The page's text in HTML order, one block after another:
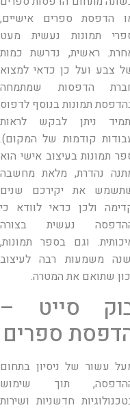
הדפסת ספרים אישיים,
תמונות נעשית מעט
ראשית, נדרשת כמות
צבע ועל כן כדאי למצוא
הדפסות שמתמחה
תמונות בנוסף לדפוס
ניתן לבקש לראות
קודמות של המקום).
תמונות בעיצוב אישי הוא
נהדרת, מלאת מחשבה
את יקירכם שנים
ולכן כדאי לוודא כי
נעשית בצורה
וגם בספר תמונות,
משמעות רבה לעיצוב
שתואם את המטרה.
סייט –
ספרים
עשור של ניסיון בתחום
תוך שימוש
חדשניות ושירות